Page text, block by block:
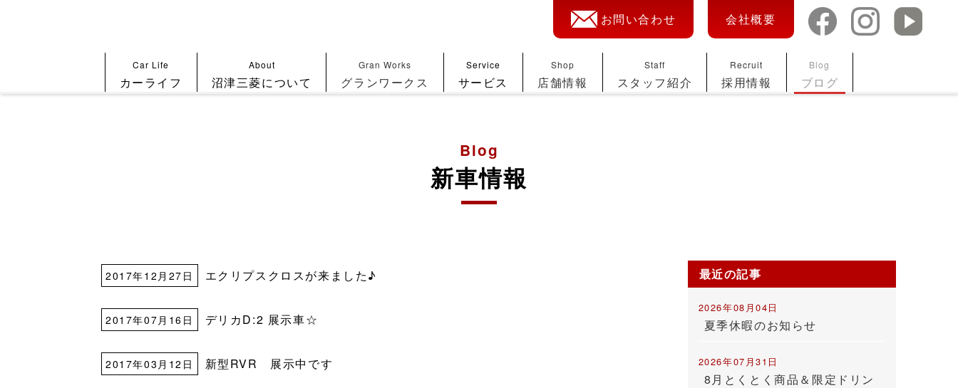
お問い合わせ 会社概要
Car Life
カーライフ
About
沼津三菱について
Gran Works
グランワークス
Service
サービス
Shop
店舗情報
Staff
スタッフ紹介
Recruit
採用情報
Blog
ブログ
Blog
新車情報
2017年12月27日 エクリプスクロスが来ました♪
2017年07月16日 デリカD:2 展示車☆
2017年03月12日 新型RVR 展示中です
最近の記事
2026年08月04日
夏季休暇のお知らせ
2026年07月31日
8月とくとく商品＆限定ドリン